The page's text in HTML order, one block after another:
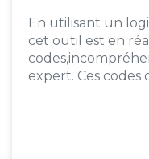
En utilisant un
cet outil est en
expert. Ces codes